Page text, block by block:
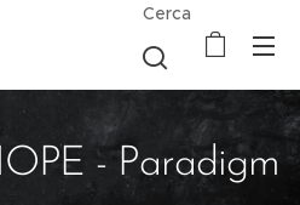
Cerca
- Paradigm